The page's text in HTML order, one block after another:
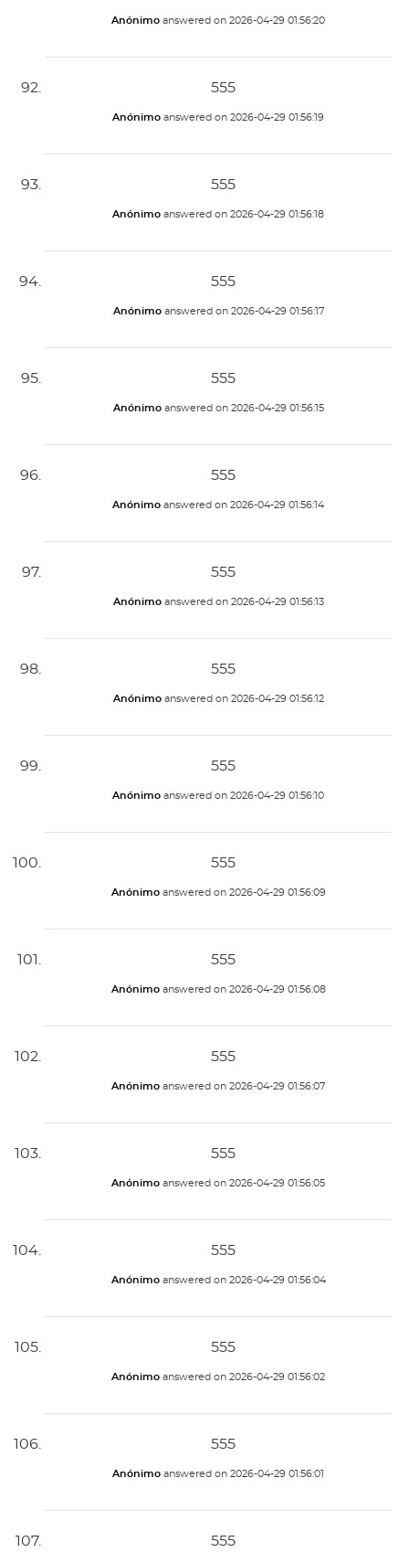
Anónimo answered on 2026-04-29 01:56:20
555
Anónimo answered on 2026-04-29 01:56:19
555
Anónimo answered on 2026-04-29 01:56:18
555
Anónimoanswered on 2026-04-29 01:56:17
555
Anónimoanswered on 2026-04-29 01:56:15
555
Anónimo answered on 2026-04-29 01:56:14
555
Anónimoanswered on 2026-04-29 01:56:13
555
Anónimoanswered on 2026-04-29 01:56:12
555
Anónimo answered on 2026-04-29 01:56:10
555
Anónimoanswered on 2026-04-29 01:56:09
555
Anónimoanswered on 2026-04-29 01:56:08
555
Anónimo answered on 2026-04-29 01:56:07
555
Anónimo answered on 2026-04-29 01:56:05
555
Anónimoanswered on 2026-04-29 01:56:04
555
Anónimo answered on 2026-04-29 01:56:02
555
Anónimo answered on 2026-04-29 01:56:01
555